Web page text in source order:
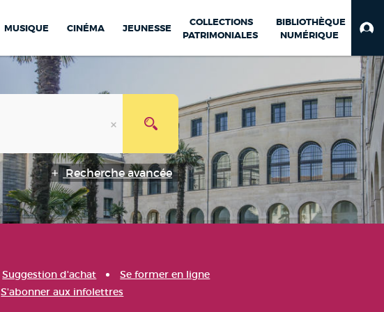
MUSIQUE CINÉMA JEUNESSE
COLLECTIONS
PATRIMONIALES
BIBLIOTHÈQUE
NUMÉRIQUE
Recherche avancée
Suggestion d'achat
Se former en ligne
S'abonner aux infolettres